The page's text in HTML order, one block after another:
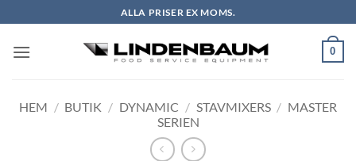
to
content
ALLA PRISER EX MOMS.
0
HEM / BUTIK / DYNAMIC / STAVMIXERS / MASTER
SERIEN